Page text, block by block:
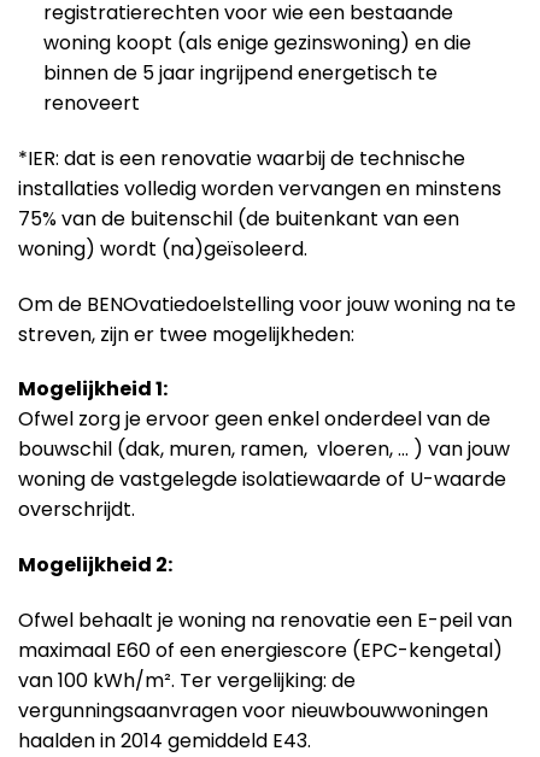
registratierechten voor wie een bestaande
woning koopt (als enige gezinswoning) en die
binnen de 5 jaar ingrijpend energetisch te
renoveert
*IER: dat is een renovatie waarbij de technische
installaties volledig worden vervangen en minstens
75% van de buitenschil (de buitenkant van een
woning) wordt (na)geïsoleerd.
Om de BENOvatiedoelstelling voor jouw woning na te
streven, zijn er twee mogelijkheden:
Mogelijkheid 1:
Ofwel zorg je ervoor geen enkel onderdeel van de
bouwschil (dak, muren, ramen, vloeren, … ) van jouw
woning de vastgelegde isolatiewaarde of U-waarde
overschrijdt.
Mogelijkheid 2:
Ofwel behaalt je woning na renovatie een E-peil van
maximaal E60 of een energiescore (EPC-kengetal)
van 100 kWh/m². Ter vergelijking: de
vergunningsaanvragen voor nieuwbouwwoningen
haalden in 2014 gemiddeld E43.